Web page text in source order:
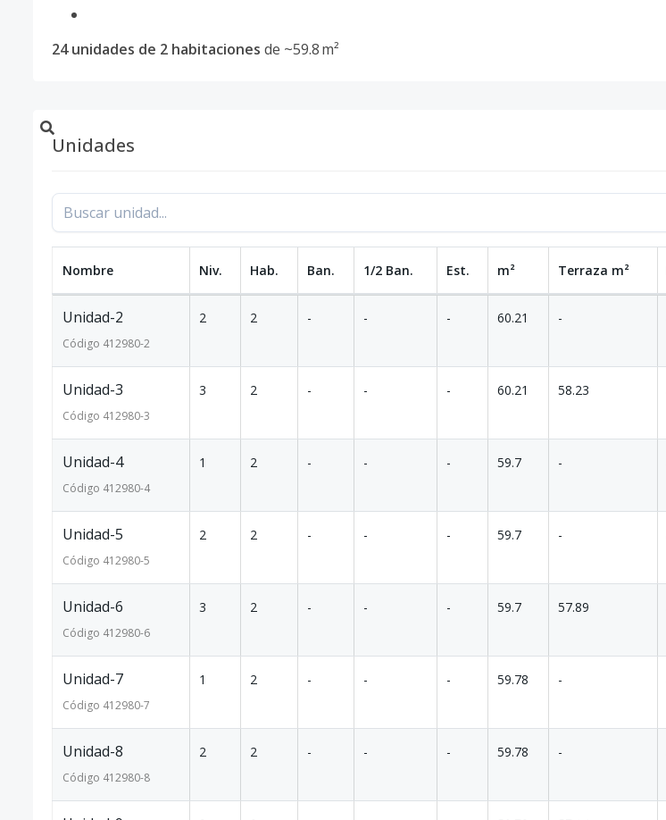
24 unidades de 2 habitaciones de ~59.8 m²
Unidades
Nombre Niv. Hab. Ban. 1/2 Ban. Est. m² Terraza m²
Unidad-2
Código 412980-2
2 2 - - - 60.21 -
Unidad-3
Código 412980-3
3 2 - - - 60.21 58.23
Unidad-4
Código 412980-4
1 2 - - - 59.7 -
Unidad-5
Código 412980-5
2 2 - - - 59.7 -
Unidad-6
Código 412980-6
3 2 - - - 59.7 57.89
Unidad-7
Código 412980-7
1 2 - - - 59.78 -
Unidad-8
Código 412980-8
2 2 - - - 59.78 -